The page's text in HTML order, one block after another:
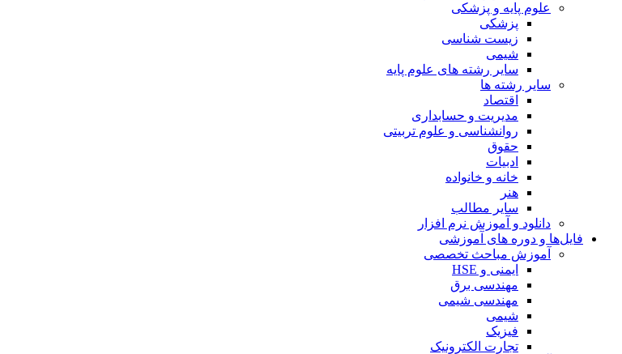
علوم پایه و پزشکی
پزشکی
زیست شناسی
شیمی
سایر رشته های علوم پایه
سایر رشته ها
اقتصاد
مدیریت و حسابداری
روانشناسی و علوم تربیتی
حقوق
ادبیات
خانه و خانواده
هنر
سایر مطالب
دانلود و آموزش نرم افزار
فایل‌ها و دوره های آموزشی
آموزش مباحث تخصصی
ایمنی و HSE
مهندسی برق
مهندسی شیمی
شیمی
فیزیک
تجارت الکترونیک